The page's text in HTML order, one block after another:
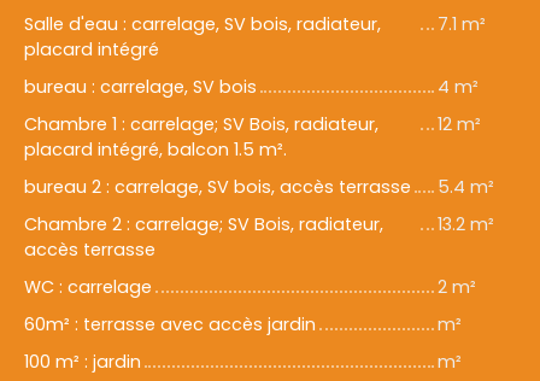
Salle d'eau : carrelage, SV bois, radiateur,
placard intégré
7.1 m²
bureau : carrelage, SV bois
4 m²
Chambre 1 : carrelage; SV Bois, radiateur,
placard intégré, balcon 1.5 m².
12 m²
bureau 2 : carrelage, SV bois, accès terrasse
5.4 m²
Chambre 2 : carrelage; SV Bois, radiateur,
accès terrasse
13.2 m²
WC : carrelage
2 m²
60m² : terrasse avec accès jardin
m²
100 m² : jardin
m²